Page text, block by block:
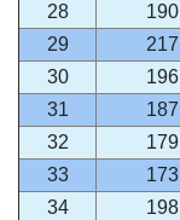
28
190
29
217
30
196
31
187
32
179
33
173
34
198